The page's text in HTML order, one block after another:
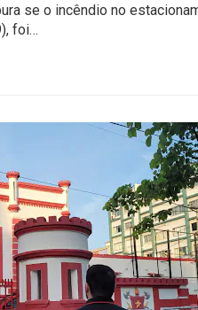
se o incêndio no
foi…